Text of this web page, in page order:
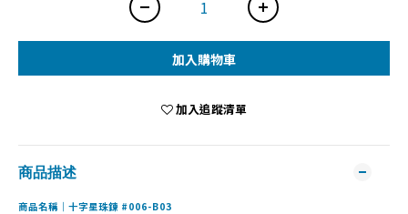
加入購物車
加入追蹤清單
商品描述
商品名稱｜十字星珠鍊 #006-B03